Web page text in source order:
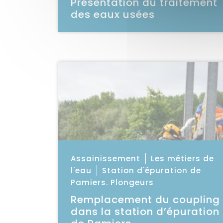
des eaux usées
Catégorie : "
Assainissement
Les métiers de
l'eau
Station d'épuration de
Pamiers. Plongeurs
Remplacement du coupling
dans la station d’épuration